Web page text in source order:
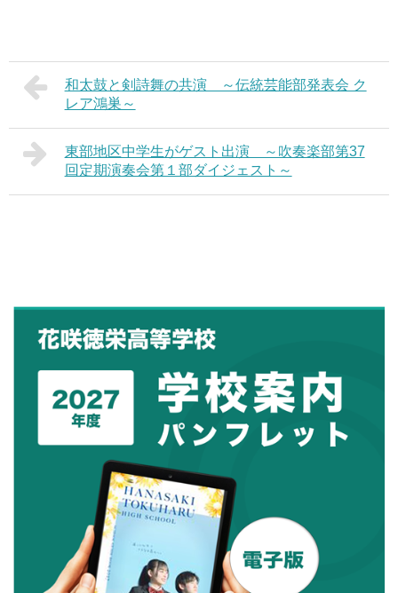
和太鼓と剣詩舞の共演 ～伝統芸能部発表会 ク
レア鴻巣～
東部地区中学生がゲスト出演 ～吹奏楽部第37
回定期演奏会第１部ダイジェスト～